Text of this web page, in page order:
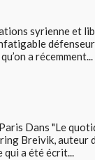
syrienne et
a récemment...
Dans "Le
Breivik, auteur
a été écrit...